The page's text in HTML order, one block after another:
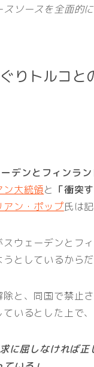
ソースを全面的に
ぐりトルコ
デンとフィンラ
ン大統領と 「衝突
アン・ポップ氏は
ウェーデンとフ
としているからだ
と、同国で禁止
いるとした上で、
に屈しなければ